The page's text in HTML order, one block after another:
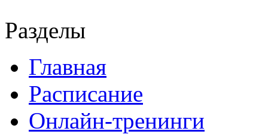
Разделы
Главная
Расписание
Онлайн-тренинги